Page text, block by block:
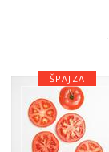
ŠPAJZA